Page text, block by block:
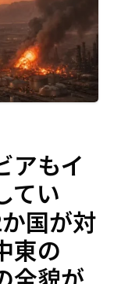
アもイ
てい
国が対
東の